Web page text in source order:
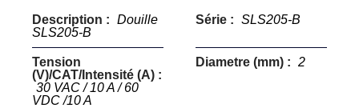
Description : Douille
SLS205-B
Série : SLS205-B
Tension
(V)/CAT/Intensité (A) :
30 VAC / 10 A / 60
VDC /10 A
Diametre (mm) : 2